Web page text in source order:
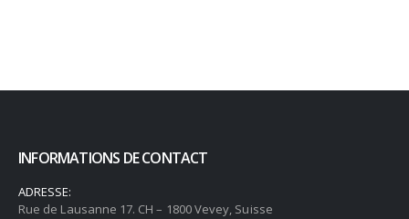
INFORMATIONS DE CONTACT
ADRESSE:
Rue de Lausanne 17. CH – 1800 Vevey, Suisse